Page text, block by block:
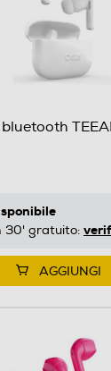
30' gratuito:
AGGIUNGI